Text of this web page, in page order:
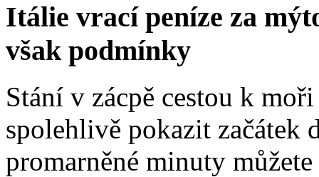
Itálie vrací peníze za
však podmínky
Stání v zácpě cestou k
spolehlivě pokazit začátek
promarněné minuty